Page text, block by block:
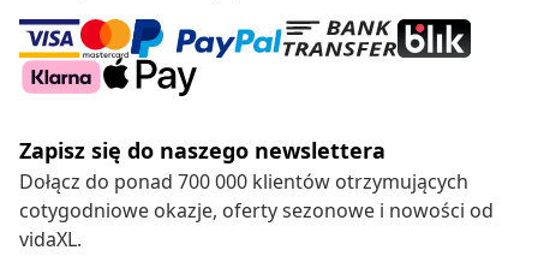
Zapisz się do naszego newslettera
Dołącz do ponad 700 000 klientów otrzymujących
cotygodniowe okazje, oferty sezonowe i nowości od
vidaXL.